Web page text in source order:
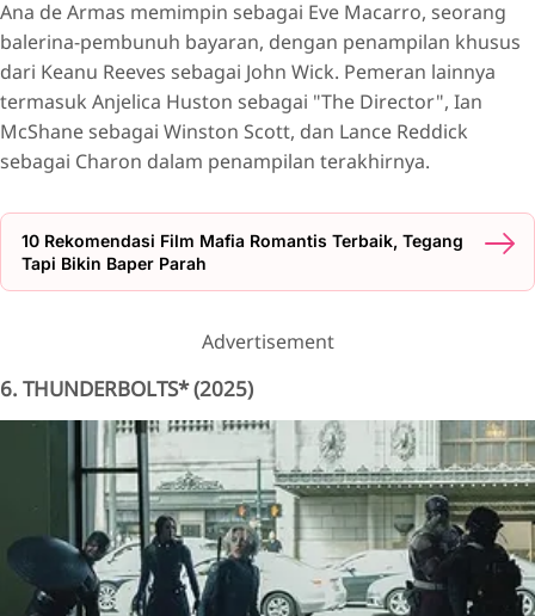
Ana de Armas memimpin sebagai Eve Macarro, seorang
balerina-pembunuh bayaran, dengan penampilan khusus
dari Keanu Reeves sebagai John Wick. Pemeran lainnya
termasuk Anjelica Huston sebagai "The Director", Ian
McShane sebagai Winston Scott, dan Lance Reddick
sebagai Charon dalam penampilan terakhirnya.
10 Rekomendasi Film Mafia Romantis Terbaik, Tegang
Tapi Bikin Baper Parah
Advertisement
6. THUNDERBOLTS* (2025)